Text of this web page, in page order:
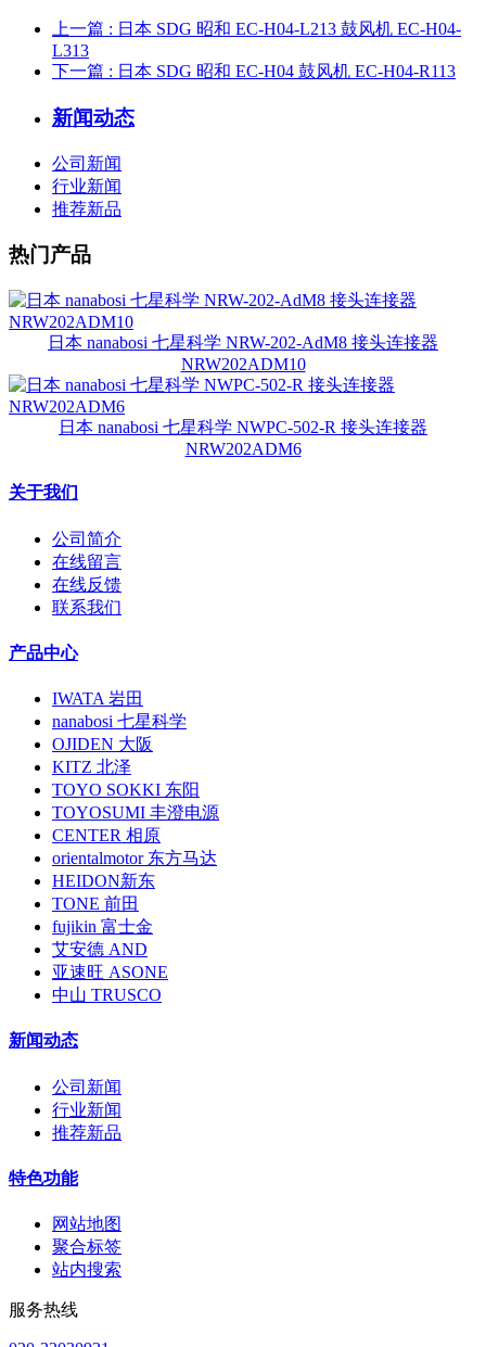
上一篇 : 日本 SDG 昭和 EC-H04-L213 鼓风机 EC-H04-
L313
下一篇 : 日本 SDG 昭和 EC-H04 鼓风机 EC-H04-R113
新闻动态
公司新闻
行业新闻
推荐新品
热门产品
日本 nanabosi 七星科学 NRW-202-AdM8 接头连接器
NRW202ADM10
日本 nanabosi 七星科学 NWPC-502-R 接头连接器
NRW202ADM6
关于我们
公司简介
在线留言
在线反馈
联系我们
产品中心
IWATA 岩田
nanabosi 七星科学
OJIDEN 大阪
KITZ 北泽
TOYO SOKKI 东阳
TOYOSUMI 丰澄电源
CENTER 相原
orientalmotor 东方马达
HEIDON新东
TONE 前田
fujikin 富士金
艾安德 AND
亚速旺 ASONE
中山 TRUSCO
新闻动态
公司新闻
行业新闻
推荐新品
特色功能
网站地图
聚合标签
站内搜索
服务热线